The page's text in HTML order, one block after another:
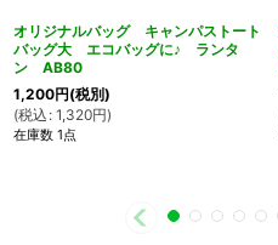
オリジナルバッグ キャンパストート
バッグ大 エコバッグに♪ ランタ
ン AB80
1,200円(税別)
(税込 : 1,320円)
在庫数 1点